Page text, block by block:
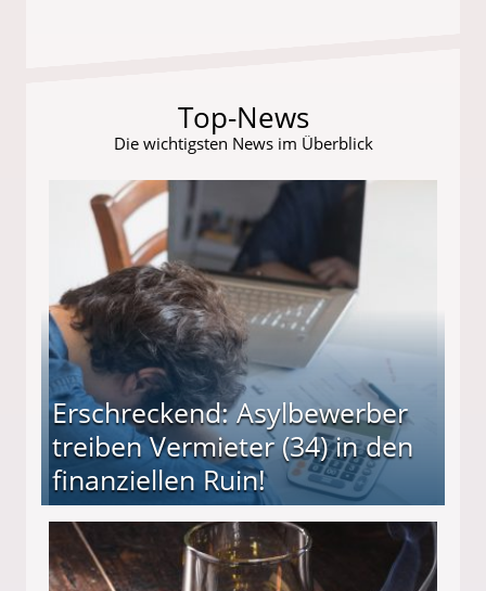
Top-News
Die wichtigsten News im Überblick
Erschreckend: Asylbewerber
treiben Vermieter (34) in den
finanziellen Ruin!
(34) in den finanziellen Ruin!